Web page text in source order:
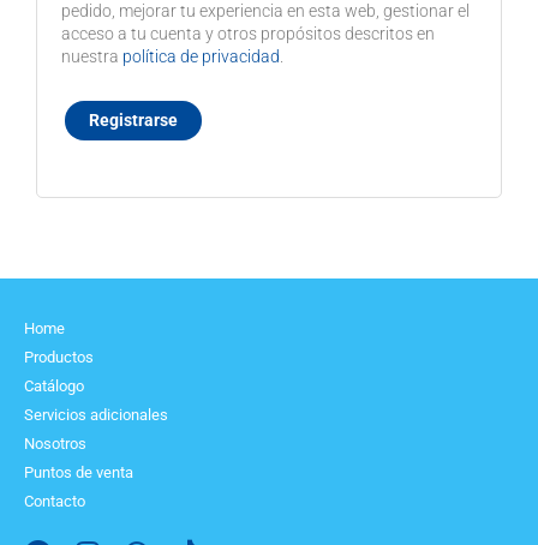
pedido, mejorar tu experiencia en esta web, gestionar el
acceso a tu cuenta y otros propósitos descritos en
nuestra política de privacidad
Registrarse
Home
Productos
Catálogo
Servicios adicionales
Nosotros
Puntos de venta
Contacto